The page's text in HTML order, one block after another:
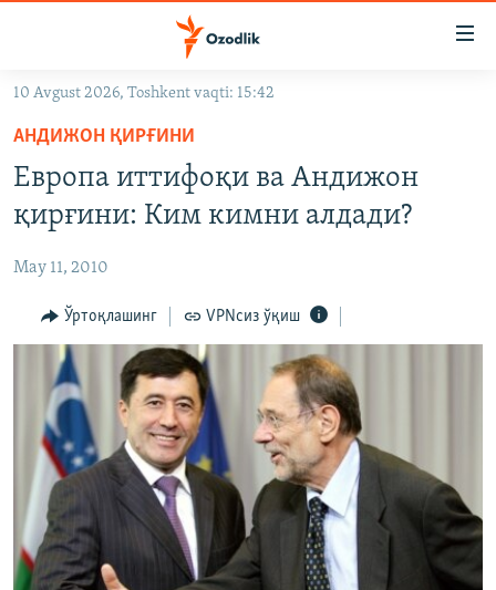
Асосий
навигацияга
ўтинг
Қидиришга
OZODARXIV
На русском
ИЖТИМОИЙ ТАРМОҚЛАР
Озодлик бошқа тилларда
10 Avgust 2026, Toshkent vaqti: 15:42
АНДИЖОН ҚИРҒИНИ
Европа иттифоқи ва Андижон
қирғини: Ким кимни алдади?
May 11, 2010
Ўртоқлашинг VPNсиз ўқиш